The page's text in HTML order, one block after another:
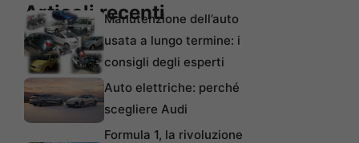
Articoli recentiManutenzione dell’auto
usata a lungo termine: i
consigli degli esperti
Auto elettriche: perché
scegliere Audi
Formula 1, la rivoluzione